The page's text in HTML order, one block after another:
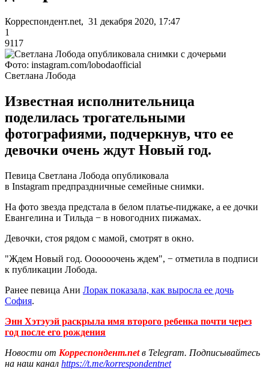
Корреспондент.net, 31 декабря 2020, 17:47
1
9117
Фото: instagram.com/lobodaofficial
Светлана Лобода
Известная исполнительница
поделилась трогательными
фотографиями, подчеркнув, что ее
девочки очень ждут Новый год.
Певица Светлана Лобода опубликовала
в Instagram предпраздничные семейные снимки.
На фото звезда предстала в белом платье-пиджаке, а ее дочки
Евангелина и Тильда − в новогодних пижамах.
Девочки, стоя рядом с мамой, смотрят в окно.
"Ждем Новый год. Оооооочень ждем", − отметила в подписи
к публикации Лобода.
Ранее певица Ани Лорак показала, как выросла ее дочь
София.
Энн Хэтэуэй раскрыла имя второго ребенка почти через
год после его рождения
Новости от Корреспондент.netв Telegram. Подписывайтесь
на наш канал https://t.me/korrespondentnet